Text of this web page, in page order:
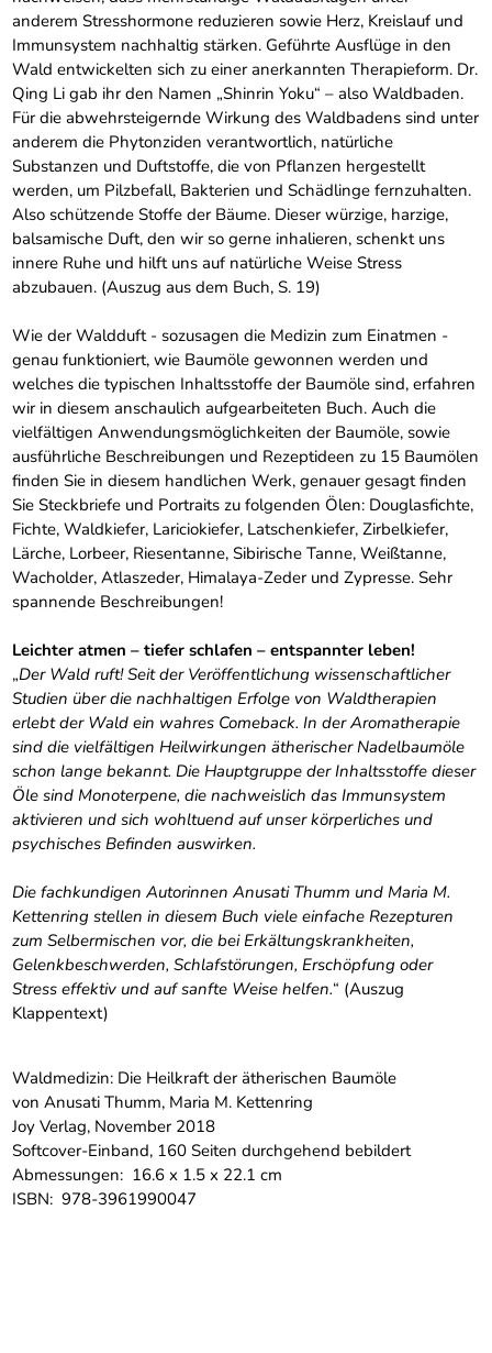
anderem Stresshormone reduzieren sowie Herz, Kreislauf und
Immunsystem nachhaltig stärken. Geführte Ausflüge in den
Wald entwickelten sich zu einer anerkannten Therapieform. Dr.
Qing Li gab ihr den Namen „Shinrin Yoku“ – also Waldbaden.
Für die abwehrsteigernde Wirkung des Waldbadens sind unter
anderem die Phytonziden verantwortlich, natürliche
Substanzen und Duftstoffe, die von Pflanzen hergestellt
werden, um Pilzbefall, Bakterien und Schädlinge fernzuhalten.
Also schützende Stoffe der Bäume. Dieser würzige, harzige,
balsamische Duft, den wir so gerne inhalieren, schenkt uns
innere Ruhe und hilft uns auf natürliche Weise Stress
abzubauen. (Auszug aus dem Buch, S. 19)
Wie der Waldduft - sozusagen die Medizin zum Einatmen -
genau funktioniert, wie Baumöle gewonnen werden und
welches die typischen Inhaltsstoffe der Baumöle sind, erfahren
wir in diesem anschaulich aufgearbeiteten Buch. Auch die
vielfältigen Anwendungsmöglichkeiten der Baumöle, sowie
ausführliche Beschreibungen und Rezeptideen zu 15 Baumölen
finden Sie in diesem handlichen Werk, genauer gesagt finden
Sie Steckbriefe und Portraits zu folgenden Ölen: Douglasfichte,
Fichte, Waldkiefer, Lariciokiefer, Latschenkiefer, Zirbelkiefer,
Lärche, Lorbeer, Riesentanne, Sibirische Tanne, Weißtanne,
Wacholder, Atlaszeder, Himalaya-Zeder und Zypresse. Sehr
spannende Beschreibungen!
Leichter atmen – tiefer schlafen – entspannter leben!
„Der Wald ruft! Seit der Veröffentlichung wissenschaftlicher
Studien über die nachhaltigen Erfolge von Waldtherapien
erlebt der Wald ein wahres Comeback. In der Aromatherapie
sind die vielfältigen Heilwirkungen ätherischer Nadelbaumöle
schon lange bekannt. Die Hauptgruppe der Inhaltsstoffe dieser
Öle sind Monoterpene, die nachweislich das Immunsystem
aktivieren und sich wohltuend auf unser körperliches und
psychisches Befinden auswirken.
Die fachkundigen Autorinnen Anusati Thumm und Maria M.
Kettenring stellen in diesem Buch viele einfache Rezepturen
zum Selbermischen vor, die bei Erkältungskrankheiten,
Gelenkbeschwerden, Schlafstörungen, Erschöpfung oder
Stress effektiv und auf sanfte Weise helfen.“ (Auszug
Klappentext)
Waldmedizin: Die Heilkraft der ätherischen Baumöle
von Anusati Thumm, Maria M. Kettenring
Joy Verlag, November 2018
Softcover-Einband, 160 Seiten durchgehend bebildert
Abmessungen: ‎ 16.6 x 1.5 x 22.1 cm
ISBN: ‎ 978-3961990047